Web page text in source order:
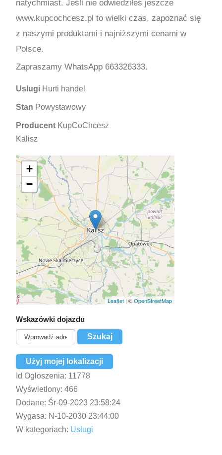
natychmiast. Jeśli nie odwiedziłeś jeszcze
www.kupcochcesz.pl to wielki czas, zapoznać się
z naszymi produktami i najniższymi cenami w
Polsce.
Zapraszamy WhatsApp 663326333.
Uslugi Hurti handel
Stan Powystawowy
Producent KupCoChcesz
Kalisz
+
−
Leaflet | ©OpenStreetMap
Wskazówki dojazdu
Użyj mojej lokalizacji
Id Ogłoszenia: 11778
Wyświetlony: 466
Dodane: Śr-09-2023 23:58:24
Wygasa: N-10-2030 23:44:00
W kategoriach: Usługi